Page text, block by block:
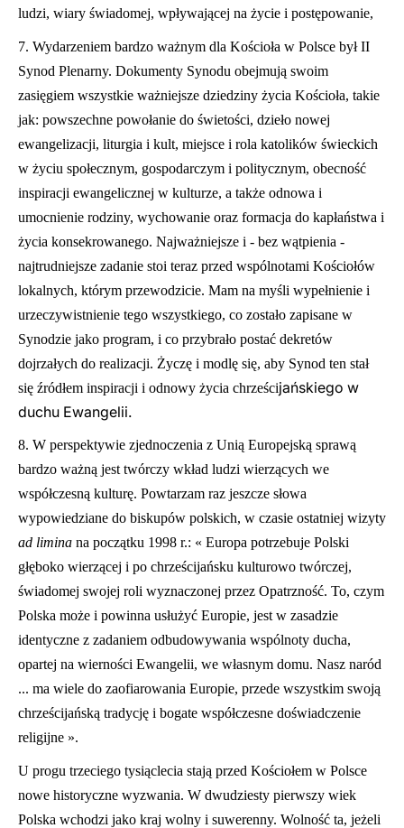
ludzi, wiary świadomej, wpływającej na życie i postępowanie,
7. Wydarzeniem bardzo ważnym dla Kościoła w Polsce był II
Synod Plenarny. Dokumenty Synodu obejmują swoim
zasięgiem wszystkie ważniejsze dziedziny życia Kościoła, takie
jak: powszechne powołanie do świetości, dzieło nowej
ewangelizacji, liturgia i kult, miejsce i rola katolików świeckich
w życiu społecznym, gospodarczym i politycznym, obecność
inspiracji ewangelicznej w kulturze, a także odnowa i
umocnienie rodziny, wychowanie oraz formacja do kapłaństwa i
życia konsekrowanego. Najważniejsze i - bez wątpienia -
najtrudniejsze zadanie stoi teraz przed wspólnotami Kościołów
lokalnych, którym przewodzicie. Mam na myśli wypełnienie i
urzeczywistnienie tego wszystkiego, co zostało zapisane w
Synodzie jako program, i co przybrało postać dekretów
dojrzałych do realizacji. Życzę i modlę się, aby Synod ten stał
się źródłem inspiracji i odnowy życia chrześcijańskiego w
duchu Ewangelii.
8. W perspektywie zjednoczenia z Unią Europejską sprawą
bardzo ważną jest twórczy wkład ludzi wierzących we
współczesną kulturę. Powtarzam raz jeszcze słowa
wypowiedziane do biskupów polskich, w czasie ostatniej wizyty
ad limina na początku 1998 r.: « Europa potrzebuje Polski
głęboko wierzącej i po chrześcijańsku kulturowo twórczej,
świadomej swojej roli wyznaczonej przez Opatrzność. To, czym
Polska może i powinna usłużyć Europie, jest w zasadzie
identyczne z zadaniem odbudowywania wspólnoty ducha,
opartej na wierności Ewangelii, we własnym domu. Nasz naród
... ma wiele do zaofiarowania Europie, przede wszystkim swoją
chrześcijańską tradycję i bogate współczesne doświadczenie
religijne ».
U progu trzeciego tysiąclecia stają przed Kościołem w Polsce
nowe historyczne wyzwania. W dwudziesty pierwszy wiek
Polska wchodzi jako kraj wolny i suwerenny. Wolność ta, jeżeli